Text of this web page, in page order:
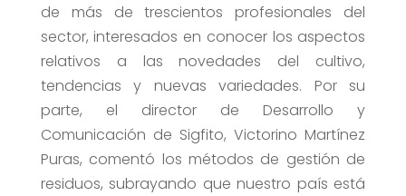
de más de trescientos profesionales del
sector, interesados en conocer los aspectos
relativos a las novedades del cultivo,
tendencias y nuevas variedades. Por su
parte, el director de Desarrollo y
Comunicación de Sigfito, Victorino Martínez
Puras, comentó los métodos de gestión de
residuos, subrayando que nuestro país está